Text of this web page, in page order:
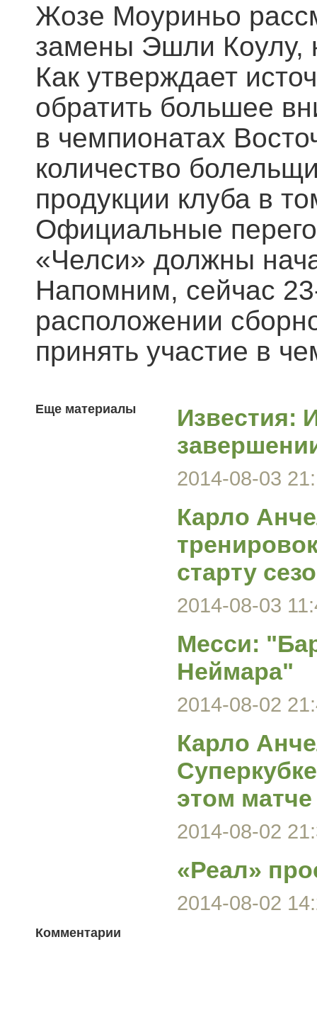
Жозе Моуриньо
замены Эшли Коулу,
Как утверждает
обратить большее
в чемпионатах
количество
продукции клуба в
Официальные
«Челси» должны
Напомним, сейчас
расположении
принять участие в
Еще материалы
Известия:
2014-08-03
Карло
старту
2014-08-03
Месси:
Неймара"
2014-08-02
Карло
этом матче
2014-08-02
«Реал»
2014-08-02
Комментарии